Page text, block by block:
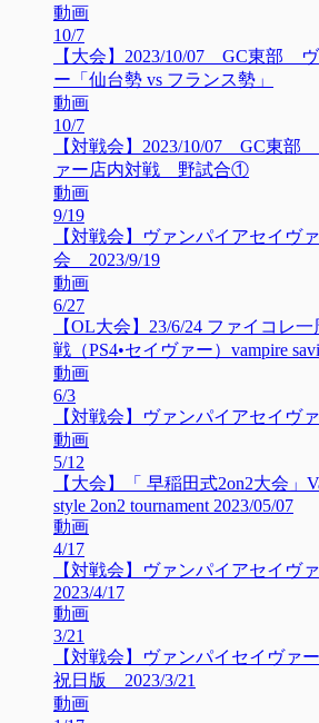
動画
10/7
【大会】2023/10/07 GC東部
ー「仙台勢 vs フランス勢」
動画
10/7
【対戦会】2023/10/07 GC東部
ァー店内対戦 野試合①
動画
9/19
【対戦会】ヴァンパイアセイヴ
会 2023/9/19
動画
6/27
【OL大会】23/6/24 ファイコレ
戦（PS4•セイヴァー）vampire
動画
6/3
【対戦会】ヴァンパイアセイヴ
動画
5/12
【大会】「 早稲田式2on2大会」
style 2on2 tournament 2023/05/07
動画
4/17
【対戦会】ヴァンパイアセイ
2023/4/17
動画
3/21
【対戦会】ヴァンパイセイヴァ
祝日版 2023/3/21
動画